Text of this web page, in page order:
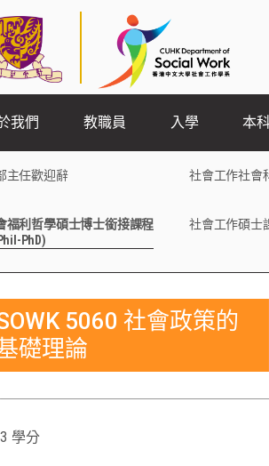
我們 教職員 入學 本
主任歡迎辭
福利哲學碩士博士銜接課程
PhD)
社會工作社會
社會工作碩士
5060 社會政策的
礎理論
3 學分